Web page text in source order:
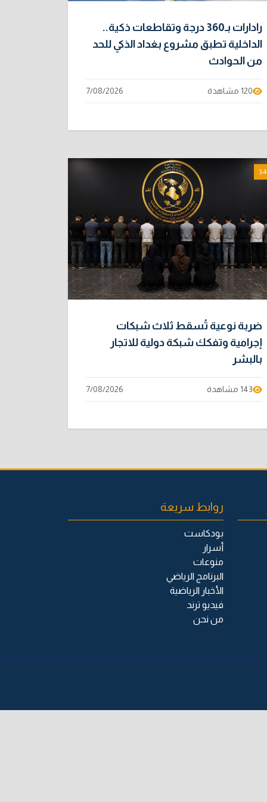
رادارات بـ360 درجة وتقاطعات ذكية..
الداخلية تطبق مشروع بغداد الذكي للحد
من الحوادث
120 مشاهدة 7/08/2026
ضربة نوعية تُسقط ثلاث شبكات
إجرامية وتفكك شبكة دولية للاتجار
بالبشر
143 مشاهدة 7/08/2026
روابط سريعة
بودكاست
أسرار
منوعات
البرنامج الرياضي
الأخبار الرياضية
فيديو ترند
من نحن